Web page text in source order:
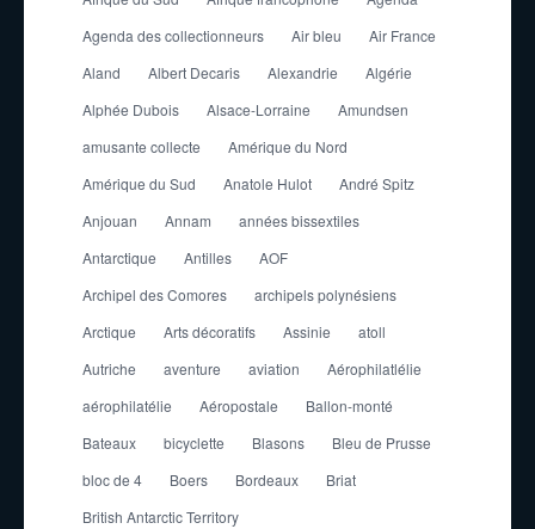
Agenda des collectionneurs
Air bleu
Air France
Aland
Albert Decaris Alexandrie
Algérie
Alphée Dubois
Alsace-Lorraine
Amundsen
amusante collecte
Amérique du Nord
Amérique du Sud
Anatole Hulot
André Spitz
Anjouan
Annam
années bissextiles
Antarctique
Antilles
AOF
Archipel des Comores
archipels polynésiens
Arctique
Arts décoratifs Assinie
atoll
Autriche
aventure aviation
Aérophilatlélie
aérophilatélie
Aéropostale
Ballon-monté
Bateaux
bicyclette Blasons
Bleu de Prusse
bloc de 4
Boers Bordeaux
Briat
British Antarctic Territory